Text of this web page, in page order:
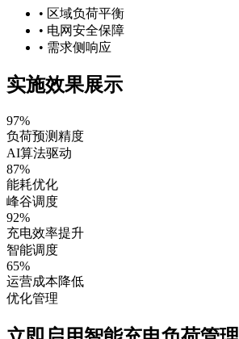
• 区域负荷平衡
• 电网安全保障
• 需求侧响应
实施效果展示
97%
负荷预测精度
AI算法驱动
87%
能耗优化
峰谷调度
92%
充电效率提升
智能调度
65%
运营成本降低
优化管理